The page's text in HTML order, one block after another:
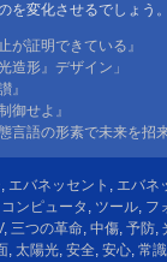
を変化させるでしょう
証明できている』
形』デザイン」
』
御せよ』
言語の形素で未来を招
, エバネッセント , エバネ
コンピュータ , ツール, フ
, 三つの革命, 中傷, 予防,
, 太陽光, 安全, 安心, 常識